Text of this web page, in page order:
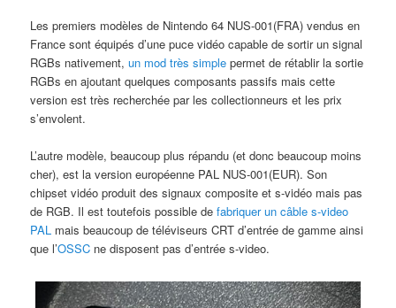
Les premiers modèles de Nintendo 64 NUS-001(FRA) vendus en
France sont équipés d’une puce vidéo capable de sortir un signal
RGBs nativement,un mod très simple permet de rétablir la sortie
RGBs en ajoutant quelques composants passifs mais cette
version est très recherchée par les collectionneurs et les prix
s’envolent.
L’autre modèle, beaucoup plus répandu (et donc beaucoup moins
cher), est la version européenne PAL NUS-001(EUR). Son
chipset vidéo produit des signaux composite et s-vidéo mais pas
de RGB. Il est toutefois possible defabriquer un câble s-video
PAL mais beaucoup de téléviseurs CRT d’entrée de gamme ainsi
que l’OSSC ne disposent pas d’entrée s-video.